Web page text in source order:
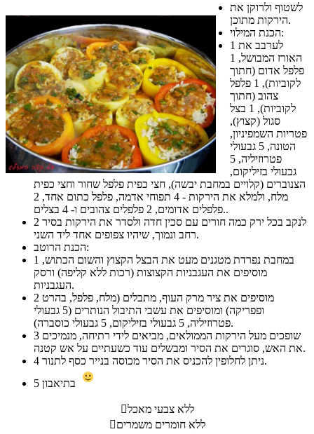
לשטוף ולרוקן את
הירקות מתוכן.
הכנת המילוי:
1
האורז המבושל, 1
פלפל אדום (חתוך
לקוביות), 1 פלפל
צהוב (חתוך
לקוביות), 1 בצל
סגול (קצוץ),
פטריות השמפיניון,
הטונה, 5 גבעולי
פטרוזיליה, 5
גבעולי בזיליקום,
הצנוברים (קלויים במחבת יבשה), חצי כפית פלפל שחור וחצי כפית
מלח, ולמלא את הירקות - 4 תפוחי אדמה, פלפל כתום אחד, 2
פלפלים אדומים, 2 פלפלים צהובים ו- 4 בצלים..
2
רחב ונמוך, שיהיו צפופים אחד ליד השני.
הכנת הרוטב:
1
מוסיפים את העגבניות הקצוצות (רכות ללא קליפה) ורסק
העגבניות.
2
ופפריקה) ומוסיפים את עשבי התיבול הנותרים (5 גבעולי
פטרוזיליה, 5 גבעולי בזיליקום, 5 גבעולי כוסברה).
3
את האש, סוגרים את הסיר ומבשלים עוד כשעתיים על אש קטנה.
4
ניתן לחלופין להכניס את הסיר מכוסה בנייר כסף לתנור.
5
ללא צבעי מאכל
ללא חומרים משמרים